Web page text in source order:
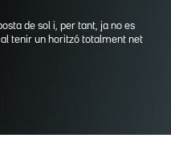
de sol i, per tant, ja no es
tenir un horitzó totalment net